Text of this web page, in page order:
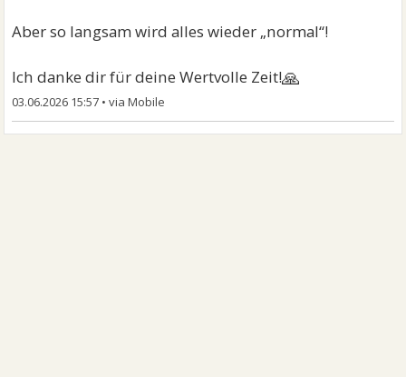
Aber so langsam wird alles wieder „normal“!
Ich danke dir für deine Wertvolle Zeit!🙏
03.06.2026 15:57 •